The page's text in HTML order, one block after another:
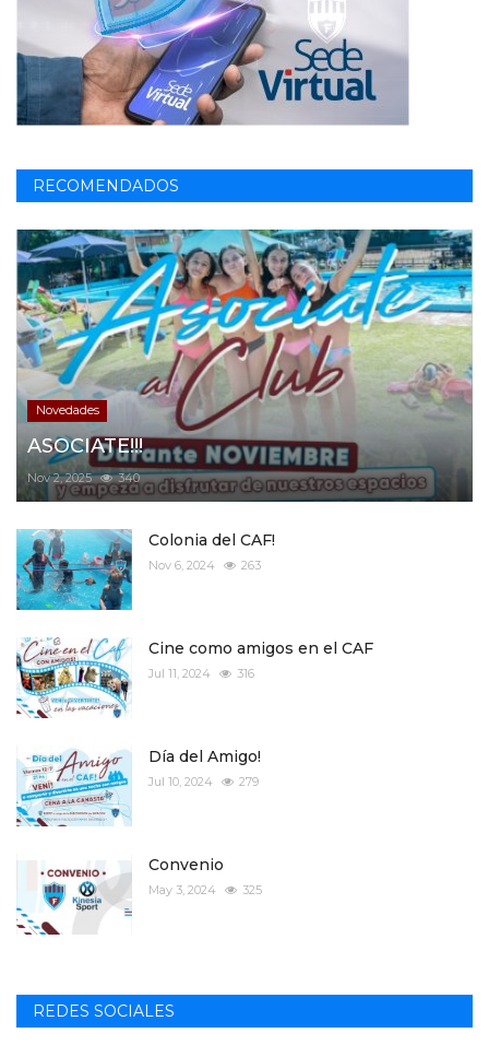
RECOMENDADOS
Novedades
ASOCIATE!!!
Nov 2, 2025 340
Colonia del CAF!
Nov 6, 2024 263
Cine como amigos en el CAF
Jul 11, 2024 316
Día del Amigo!
Jul 10, 2024 279
Convenio
May 3, 2024 325
REDES SOCIALES